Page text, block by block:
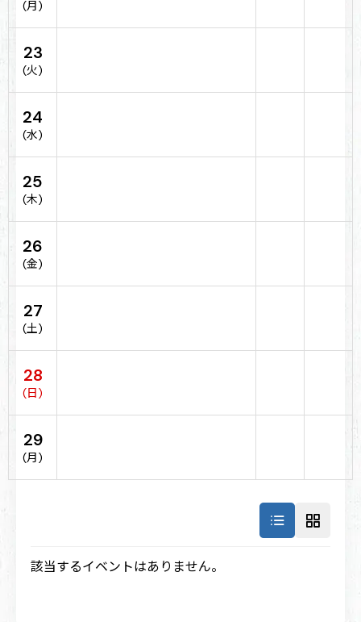
(月)
23
(火)
24
(水)
25
(木)
26
(金)
27
(土)
28
(日)
29
(月)
該当するイベントはありません。